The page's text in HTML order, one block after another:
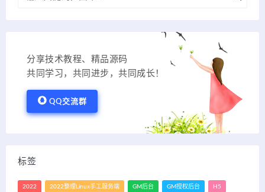
分享技术教程、精品源码
共同学习，共同进步，共同成长！
QQ交流群
标签
2022 2022整理Linux手工服务端 GM后台 GM授权后台 H5